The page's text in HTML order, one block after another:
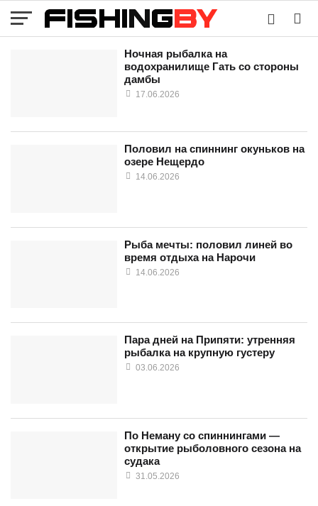
Ночная рыбалка на
водохранилище Гать со стороны
дамбы
17.06.2026
Половил на спиннинг окуньков на
озере Нещердо
14.06.2026
Рыба мечты: половил линей во
время отдыха на Нарочи
14.06.2026
Пара дней на Припяти: утренняя
рыбалка на крупную густеру
03.06.2026
По Неману со спиннингами —
открытие рыболовного сезона на
судака
31.05.2026